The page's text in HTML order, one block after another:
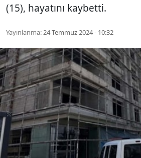
(15), hayatını kaybetti.
Yayınlanma:24 Temmuz 2024 - 10:32